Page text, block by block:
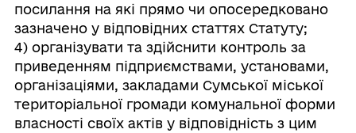
посилання на які прямо чи опосередковано
зазначено у відповідних статтях Статуту;
4) організувати та здійснити контроль за
приведенням підприємствами, установами,
організаціями, закладами Сумської міської
територіальної громади комунальної форми
власності своїх актів у відповідність з цим